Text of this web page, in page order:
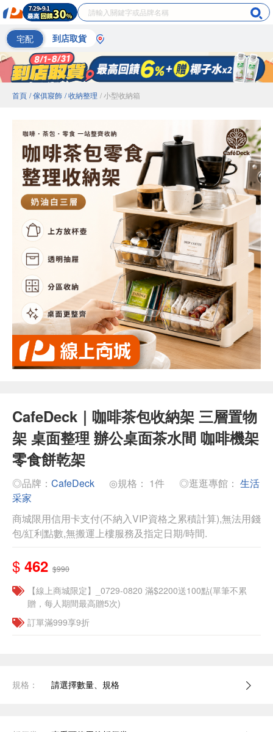
宅配 到店取貨
首頁 / 傢俱寢飾 / 收納整理 / 小型收納箱
CafeDeck｜咖啡茶包收納架 三層置物
架 桌面整理 辦公桌面茶水間 咖啡機架
零食餅乾架
◎品牌： CafeDeck ◎規格： 1件 ◎逛逛專館： 生活
采家
商城限用信用卡支付(不納入VIP資格之累積計算),無法用錢
包/紅利點數,無搬運上樓服務及指定日期/時間.
$ 462 $990
【線上商城限定】_0729-0820 滿$2200送100點(單筆不累
贈，每人期間最高贈5次)
訂單滿999享9折
規格： 請選擇數量、規格